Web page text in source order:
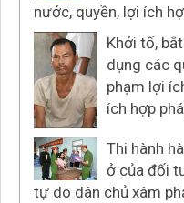
nước, quyền, lợi ích
Khởi tố,
dụng các
phạm lợi
ích hợp
Thi hành
ở của đối
tự do dân chủ xâm